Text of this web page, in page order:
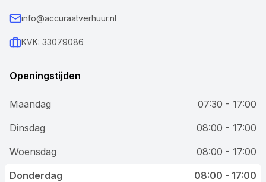
info@accuraatverhuur.nl
KVK: 33079086
Openingstijden
Maandag
07:30 - 17:00
Dinsdag
08:00 - 17:00
Woensdag
08:00 - 17:00
Donderdag
08:00 - 17:00